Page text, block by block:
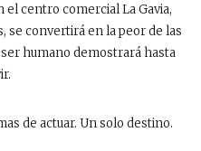
el centro comercial La Gavia,
se convertirá en la peor de las
humano demostrará hasta
de actuar. Un solo destino.